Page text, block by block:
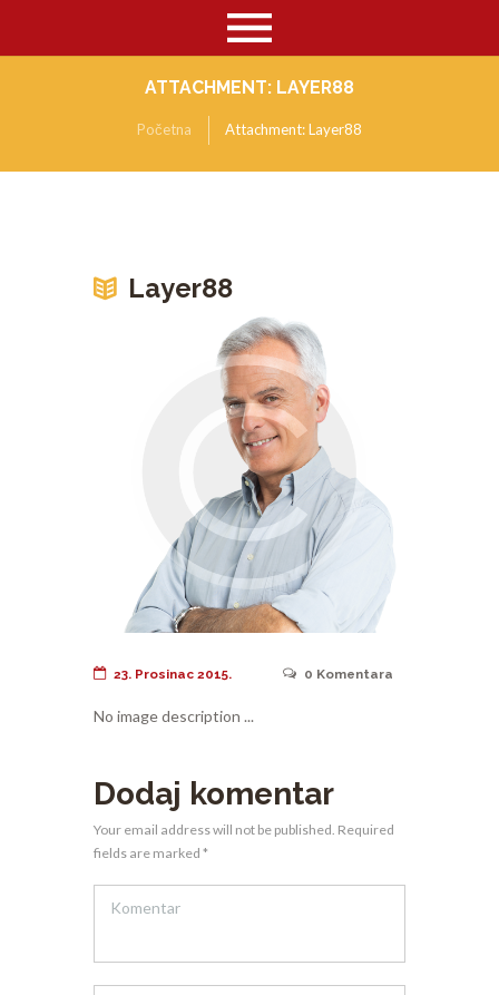
ATTACHMENT: LAYER88
Početna Attachment: Layer88
Layer88
23. Prosinac 2015. 0 Komentara
No image description ...
Dodaj komentar
Your email address will not be published. Required
fields are marked *